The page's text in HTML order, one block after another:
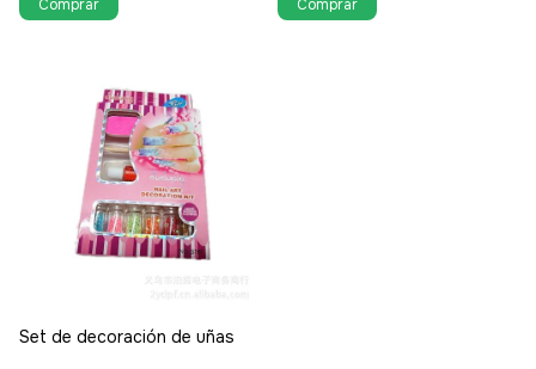
Set de decoración de uñas